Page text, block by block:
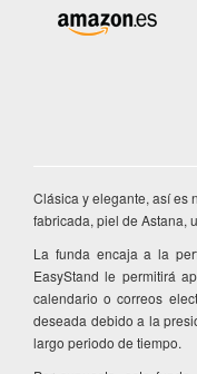
Clásica y elegante, así es
fabricada, piel de Astana,
La funda encaja a la
EasyStand le permitirá
calendario o correos
deseada debido a la
largo periodo de tiempo.